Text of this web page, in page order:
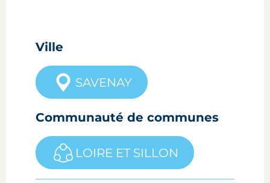
Ville
SAVENAY
Communauté de communes
LOIRE ET SILLON